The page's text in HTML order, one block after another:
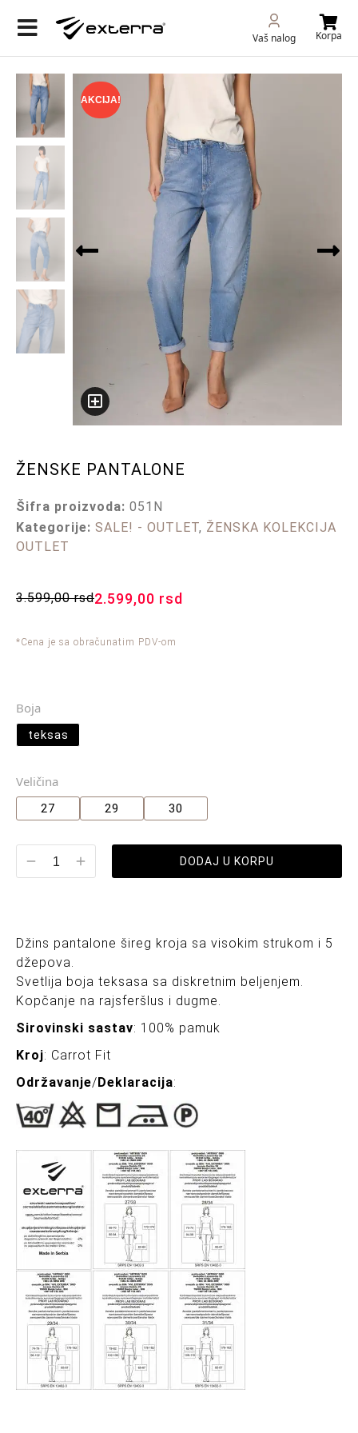
Vaš nalog Korpa
AKCIJA!
ŽENSKE PANTALONE
Šifra proizvoda: 051N
Kategorije: SALE! - OUTLET, ŽENSKA KOLEKCIJA
OUTLET
3.599,00rsd2.599,00 rsd
*Cena je sa obračunatim PDV-om
Boja
teksas
Veličina
27 29 30
DODAJ U KORPU
Džins pantalone šireg kroja sa visokim strukom i 5
džepova.
Svetlija boja teksasa sa diskretnim beljenjem.
Kopčanje na rajsferšlus i dugme.
Sirovinski sastav: 100% pamuk
Kroj: Carrot Fit
Održavanje/Deklaracija: